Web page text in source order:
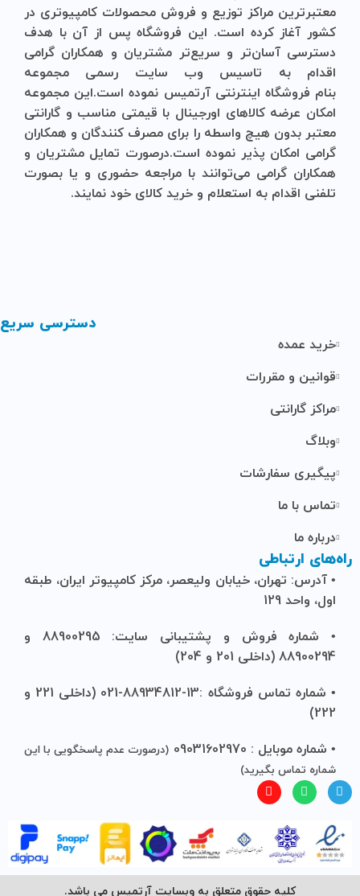
معتبرترین مراکز توزیع و فروش محصولات کامپیوتری در
کشور آغاز کرده است. این فروشگاه پس از آن با هدف
دسترسی آسان‌تر و سریع‌تر مشتریان و همکاران گرامی
اقدام به تاسیس وب سایت رسمی مجموعه
بنام فروشگاه اینترنتی آرتمیس نموده است.این مجموعه
امکان عرضه کالاهای اورجینال با قیمتی مناسب و گارانتی
معتبر بدون هیچ واسطه را برای مصرف کنندگان و همکاران
گرامی امکان پذیر نموده است.درصورت تمایل مشتریان و
همکاران گرامی می‌توانند با مراجعه حضوری و یا بصورت
تلفنی اقدام به استعلام و خرید کالای خود نمایند.
دسترسی سریع
خرید عمده
قوانین و مقررات
مراکز گارانتی
وبلاگ
پیگیری سفارشات
تماس با ما
درباره ما
راه‌های ارتباطی
• آدرس: تهران، خیابان ولیعصر، مرکز کامپیوتر ایران، طبقه
اول، واحد 129
• شماره فروش و پشتیبانی سایت: 88900295 و
88900294 (داخلی 201 و 204)
• شماره تماس فروشگاه :13-88934812-021 (داخلی 221 و
222)
• شماره موبایل : 09031602970
(درصورت عدم پاسخگویی با این
شماره تماس بگیرید)
کلیه حقوق متعلق به وبسایت آرتمیس می باشد.